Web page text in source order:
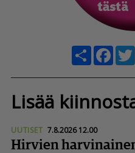
Share
Lisää
UUTISET 7.8.2026 12.00
Hirvien